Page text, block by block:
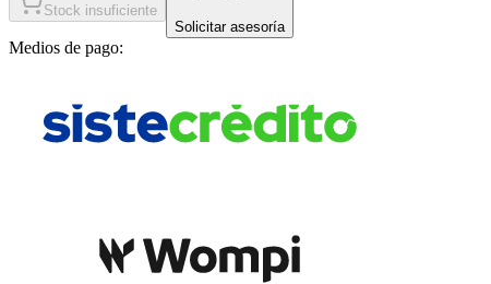
Stock insuficiente
Solicitar asesoría
Medios de pago: